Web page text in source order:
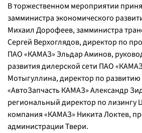
В торжественном мероприятии
замминистра экономического
Михаил Дорофеев, замминистра
Сергей Верхоглядов, директор по
ПАО «КАМАЗ» Эльдар Аминов,
развития дилерской сети ПАО
Мотыгуллина, директор по
«АвтоЗапчасть КАМАЗ» Александр
региональный директор по лизингу
компания «КАМАЗ» Никита Локтев,
администрации Твери.